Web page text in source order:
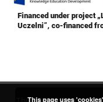
Financed under project
Uczelni”, co-financed
This page uses